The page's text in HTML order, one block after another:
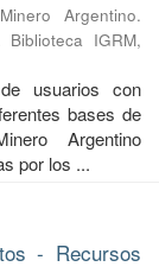
Argentino.
IGRM,
usuarios con
bases de
Argentino
por los ...
- Recursos